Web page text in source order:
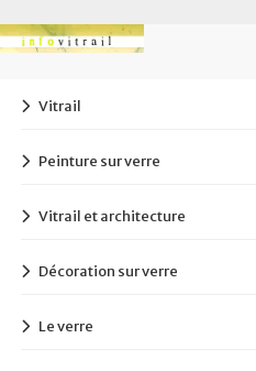
Vitrail
Peinture sur verre
Vitrail et architecture
Décoration sur verre
Le verre